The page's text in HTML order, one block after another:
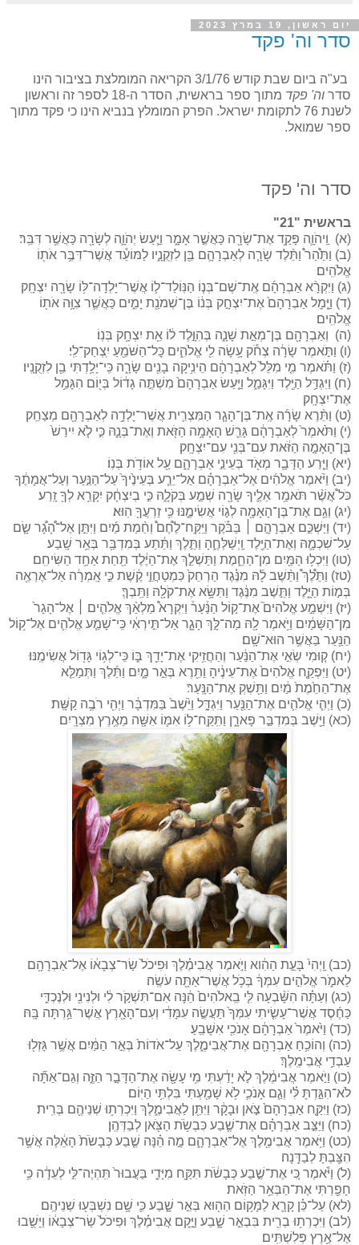
יום ראשון, 19 במרץ 2023
סדר וה' פקד
בע"ה ביום שבת קודש 3/1/76 הקריאה המומלצת בציבור הינו
סדר וה' פקד
מתוך ספר בראשית, הסדר ה-18 לספר זה וראשון
לשנת 76 לתקומת ישראל. הפרק המומלץ בנביא הינו כי פקד מתוך
ספר שמואל.
סדר וה' פקד
בראשית "21"
(א) וַֽיהֹוָ֛ה פָּקַ֥ד אֶת־שָׂרָ֖ה כַּאֲשֶׁ֣ר אָמָ֑ר וַיַּ֧עַשׂ יְהֹוָ֛ה לְשָׂרָ֖ה כַּאֲשֶׁ֥ר דִּבֵּֽר׃
(ב) וַתַּ֩הַר֩ וַתֵּ֨לֶד שָׂרָ֧ה לְאַבְרָהָ֛ם בֵּ֖ן לִזְקֻנָ֑יו לַמּוֹעֵ֕ד אֲשֶׁר־דִּבֶּ֥ר אֹת֖וֹ
אֱלֹהִֽים׃
(ג) וַיִּקְרָ֨א אַבְרָהָ֜ם אֶֽת־שֶׁם־בְּנ֧וֹ הַנּֽוֹלַד־ל֛וֹ אֲשֶׁר־יָלְדָה־לּ֥וֹ שָׂרָ֖ה יִצְחָֽק׃
(ד) וַיָּ֤מׇל אַבְרָהָם֙ אֶת־יִצְחָ֣ק בְּנ֔וֹ בֶּן־שְׁמֹנַ֖ת יָמִ֑ים כַּאֲשֶׁ֛ר צִוָּ֥ה אֹת֖וֹ
אֱלֹהִֽים׃
(ה) וְאַבְרָהָ֖ם בֶּן־מְאַ֣ת שָׁנָ֑ה בְּהִוָּ֣לֶד ל֔וֹ אֵ֖ת יִצְחָ֥ק בְּנֽוֹ׃
(ו) וַתֹּ֣אמֶר שָׂרָ֔ה צְחֹ֕ק עָ֥שָׂה לִ֖י אֱלֹהִ֑ים כׇּל־הַשֹּׁמֵ֖עַ יִֽצְחַק־לִֽי׃
(ז) וַתֹּ֗אמֶר מִ֤י מִלֵּל֙ לְאַבְרָהָ֔ם הֵינִ֥יקָה בָנִ֖ים שָׂרָ֑ה כִּֽי־יָלַ֥דְתִּי בֵ֖ן לִזְקֻנָֽיו׃
(ח) וַיִּגְדַּ֥ל הַיֶּ֖לֶד וַיִּגָּמַ֑ל וַיַּ֤עַשׂ אַבְרָהָם֙ מִשְׁתֶּ֣ה גָד֔וֹל בְּי֖וֹם הִגָּמֵ֥ל
אֶת־יִצְחָֽק׃
(ט) וַתֵּ֨רֶא שָׂרָ֜ה אֶֽת־בֶּן־הָגָ֧ר הַמִּצְרִ֛ית אֲשֶׁר־יָלְדָ֥ה לְאַבְרָהָ֖ם מְצַחֵֽק׃
(י) וַתֹּ֙אמֶר֙ לְאַבְרָהָ֔ם גָּרֵ֛שׁ הָאָמָ֥ה הַזֹּ֖את וְאֶת־בְּנָ֑הּ כִּ֣י לֹ֤א יִירַשׁ֙
בֶּן־הָאָמָ֣ה הַזֹּ֔את עִם־בְּנִ֖י עִם־יִצְחָֽק׃
(יא) וַיֵּ֧רַע הַדָּבָ֛ר מְאֹ֖ד בְּעֵינֵ֣י אַבְרָהָ֑ם עַ֖ל אוֹדֹ֥ת בְּנֽוֹ׃
(יב) וַיֹּ֨אמֶר אֱלֹהִ֜ים אֶל־אַבְרָהָ֗ם אַל־יֵרַ֤ע בְּעֵינֶ֙יךָ֙ עַל־הַנַּ֣עַר וְעַל־אֲמָתֶ֔ךָ
כֹּל֩ אֲשֶׁ֨ר תֹּאמַ֥ר אֵלֶ֛יךָ שָׂרָ֖ה שְׁמַ֣ע בְּקֹלָ֑הּ כִּ֣י בְיִצְחָ֔ק יִקָּרֵ֥א לְךָ֖ זָֽרַע׃
(יג) וְגַ֥ם אֶת־בֶּן־הָאָמָ֖ה לְג֣וֹי אֲשִׂימֶ֑נּוּ כִּ֥י זַרְעֲךָ֖ הֽוּא׃
(יד) וַיַּשְׁכֵּ֣ם אַבְרָהָ֣ם ׀ בַּבֹּ֡קֶר וַיִּֽקַּֽח־לֶ֩חֶם֩ וְחֵ֨מַת מַ֜יִם וַיִּתֵּ֣ן אֶל־הָ֠גָ֠ר שָׂ֧ם
עַל־שִׁכְמָ֛הּ וְאֶת־הַיֶּ֖לֶד וַֽיְשַׁלְּחֶ֑הָ וַתֵּ֣לֶךְ וַתֵּ֔תַע בְּמִדְבַּ֖ר בְּאֵ֥ר שָֽׁבַע׃
(טו) וַיִּכְל֥וּ הַמַּ֖יִם מִן־הַחֵ֑מֶת וַתַּשְׁלֵ֣ךְ אֶת־הַיֶּ֔לֶד תַּ֖חַת אַחַ֥ד הַשִּׂיחִֽם׃
(טז) וַתֵּ֩לֶךְ֩ וַתֵּ֨שֶׁב לָ֜הּ מִנֶּ֗גֶד הַרְחֵק֙ כִּמְטַחֲוֵ֣י קֶ֔שֶׁת כִּ֣י אָֽמְרָ֔ה אַל־אֶרְאֶ֖ה
בְּמ֣וֹת הַיָּ֑לֶד וַתֵּ֣שֶׁב מִנֶּ֔גֶד וַתִּשָּׂ֥א אֶת־קֹלָ֖הּ וַתֵּֽבְךְּ׃
(יז) וַיִּשְׁמַ֣ע אֱלֹהִים֮ אֶת־ק֣וֹל הַנַּ֒עַר֒ וַיִּקְרָא֩ מַלְאַ֨ךְ אֱלֹהִ֤ים ׀ אֶל־הָגָר֙
מִן־הַשָּׁמַ֔יִם וַיֹּ֥אמֶר לָ֖הּ מַה־לָּ֣ךְ הָגָ֑ר אַל־תִּ֣ירְאִ֔י כִּֽי־שָׁמַ֧ע אֱלֹהִ֛ים אֶל־ק֥וֹל
הַנַּ֖עַר בַּאֲשֶׁ֥ר הוּא־שָֽׁם׃
(יח) ק֚וּמִי שְׂאִ֣י אֶת־הַנַּ֔עַר וְהַחֲזִ֥יקִי אֶת־יָדֵ֖ךְ בּ֑וֹ כִּֽי־לְג֥וֹי גָּד֖וֹל אֲשִׂימֶֽנּוּ׃
(יט) וַיִּפְקַ֤ח אֱלֹהִים֙ אֶת־עֵינֶ֔יהָ וַתֵּ֖רֶא בְּאֵ֣ר מָ֑יִם וַתֵּ֜לֶךְ וַתְּמַלֵּ֤א
אֶת־הַחֵ֙מֶת֙ מַ֔יִם וַתַּ֖שְׁקְ אֶת־הַנָּֽעַר׃
(כ) וַיְהִ֧י אֱלֹהִ֛ים אֶת־הַנַּ֖עַר וַיִּגְדָּ֑ל וַיֵּ֙שֶׁב֙ בַּמִּדְבָּ֔ר וַיְהִ֖י רֹבֶ֥ה קַשָּֽׁת׃
(כא) וַיֵּ֖שֶׁב בְּמִדְבַּ֣ר פָּארָ֑ן וַתִּֽקַּֽח־ל֥וֹ אִמּ֛וֹ אִשָּׁ֖ה מֵאֶ֥רֶץ מִצְרָֽיִם׃
(כב) וַֽיְהִי֙ בָּעֵ֣ת הַהִ֔וא וַיֹּ֣אמֶר אֲבִימֶ֗לֶךְ וּפִיכֹל֙ שַׂר־צְבָא֔וֹ אֶל־אַבְרָהָ֖ם
לֵאמֹ֑ר אֱלֹהִ֣ים עִמְּךָ֔ בְּכֹ֥ל אֲשֶׁר־אַתָּ֖ה עֹשֶֽׂה׃
(כג) וְעַתָּ֗ה הִשָּׁ֨בְעָה לִּ֤י בֵֽאלֹהִים֙ הֵ֔נָּה אִם־תִּשְׁקֹ֣ר לִ֔י וּלְנִינִ֖י וּלְנֶכְדִּ֑י
כַּחֶ֜סֶד אֲשֶׁר־עָשִׂ֤יתִי עִמְּךָ֙ תַּעֲשֶׂ֣ה עִמָּדִ֔י וְעִם־הָאָ֖רֶץ אֲשֶׁר־גַּ֥רְתָּה בָּֽהּ׃
(כד) וַיֹּ֙אמֶר֙ אַבְרָהָ֔ם אָנֹכִ֖י אִשָּׁבֵֽעַ׃
(כה) וְהוֹכִ֥חַ אַבְרָהָ֖ם אֶת־אֲבִימֶ֑לֶךְ עַל־אֹדוֹת֙ בְּאֵ֣ר הַמַּ֔יִם אֲשֶׁ֥ר גָּזְל֖וּ
עַבְדֵ֥י אֲבִימֶֽלֶךְ׃
(כו) וַיֹּ֣אמֶר אֲבִימֶ֔לֶךְ לֹ֣א יָדַ֔עְתִּי מִ֥י עָשָׂ֖ה אֶת־הַדָּבָ֣ר הַזֶּ֑ה וְגַם־אַתָּ֞ה
לֹא־הִגַּ֣דְתָּ לִּ֗י וְגַ֧ם אָנֹכִ֛י לֹ֥א שָׁמַ֖עְתִּי בִּלְתִּ֥י הַיּֽוֹם׃
(כז) וַיִּקַּ֤ח אַבְרָהָם֙ צֹ֣אן וּבָקָ֔ר וַיִּתֵּ֖ן לַאֲבִימֶ֑לֶךְ וַיִּכְרְת֥וּ שְׁנֵיהֶ֖ם בְּרִֽית׃
(כח) וַיַּצֵּ֣ב אַבְרָהָ֗ם אֶת־שֶׁ֛בַע כִּבְשֹׂ֥ת הַצֹּ֖אן לְבַדְּהֶֽן׃
(כט) וַיֹּ֥אמֶר אֲבִימֶ֖לֶךְ אֶל־אַבְרָהָ֑ם מָ֣ה הֵ֗נָּה שֶׁ֤בַע כְּבָשֹׂת֙ הָאֵ֔לֶּה אֲשֶׁ֥ר
הִצַּ֖בְתָּ לְבַדָּֽנָה׃
(ל) וַיֹּ֕אמֶר כִּ֚י אֶת־שֶׁ֣בַע כְּבָשֹׂ֔ת תִּקַּ֖ח מִיָּדִ֑י בַּעֲבוּר֙ תִּֽהְיֶה־לִּ֣י לְעֵדָ֔ה כִּ֥י
חָפַ֖רְתִּי אֶת־הַבְּאֵ֥ר הַזֹּֽאת׃
(לא) עַל־כֵּ֗ן קָרָ֛א לַמָּק֥וֹם הַה֖וּא בְּאֵ֣ר שָׁ֑בַע כִּ֛י שָׁ֥ם נִשְׁבְּע֖וּ שְׁנֵיהֶֽם׃
(לב) וַיִּכְרְת֥וּ בְרִ֖ית בִּבְאֵ֣ר שָׁ֑בַע וַיָּ֣קׇם אֲבִימֶ֗לֶךְ וּפִיכֹל֙ שַׂר־צְבָא֔וֹ וַיָּשֻׁ֖בוּ
אֶל־אֶ֥רֶץ פְּלִשְׁתִּֽים׃